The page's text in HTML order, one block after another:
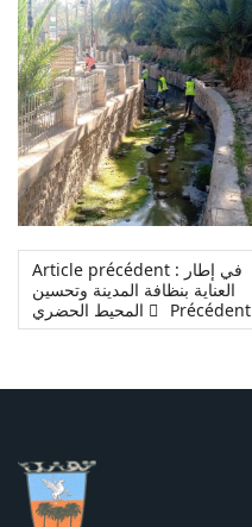
Article précédent : في إطار
العناية بنظافة المدينة وتحسين
Précédent